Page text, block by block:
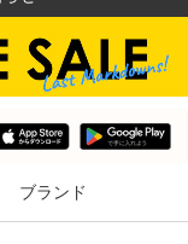
ブランド